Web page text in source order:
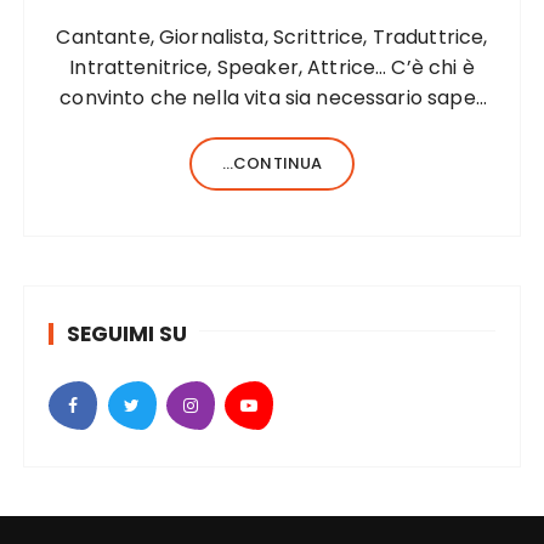
Cantante, Giornalista, Scrittrice, Traduttrice,
Intrattenitrice, Speaker, Attrice… C’è chi è
convinto che nella vita sia necessario saper
forse anche perché aiutato da una fortunata
formula del codice genetico, di cose ne…
...CONTINUA
SEGUIMI SU